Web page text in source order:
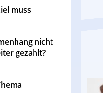
muss
nicht
gezahlt?